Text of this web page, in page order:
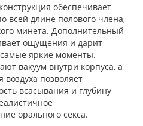
обеспечивает
всей длине полового члена,
минета. Дополнительный
ощущения и дарит
яркие моменты.
вакуум внутри корпуса, а
воздуха позволяет
всасывания и глубину
орального секса.